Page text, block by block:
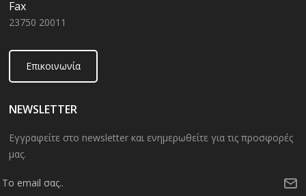
Fax
23750 20011
Επικοινωνία
NEWSLETTER
Εγγραφείτε στο newsletter και ενημερωθείτε για τις προσφορές
μας.